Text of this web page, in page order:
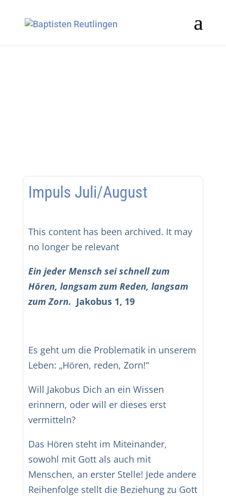
Impuls Juli/August
This content has been archived. It may
no longer be relevant
Ein jeder Mensch sei schnell zum
Hören, langsam zum Reden, langsam
zum Zorn. Jakobus 1, 19
Es geht um die Problematik in unserem
Leben: „Hören, reden, Zorn!“
Will Jakobus Dich an ein Wissen
erinnern, oder will er dieses erst
vermitteln?
Das Hören steht im Miteinander,
sowohl mit Gott als auch mit
Menschen, an erster Stelle! Jede andere
Reihenfolge stellt die Beziehung zu Gott